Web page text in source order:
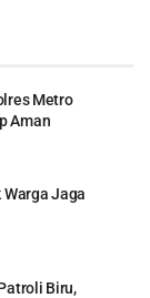
Metro
Aman
Warga Jaga
Biru,